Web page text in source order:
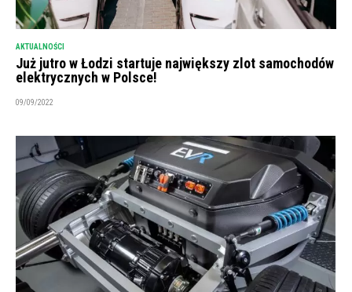
AKTUALNOŚCI
Już jutro w Łodzi startuje największy zlot samochodów
elektrycznych w Polsce!
09/09/2022